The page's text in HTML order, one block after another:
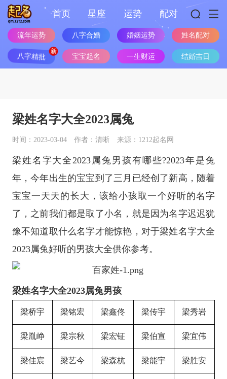
首页 星座 运势 配对
流年运势 八字合婚 婚姻运势 姓名配对
八字精批 宝宝起名 一生财运 结婚吉日
梁姓名字大全2023属兔
时间：2023-03-04 作者：清晰 来源：1212起名网
梁姓名字大全2023属兔男孩有哪些?2023年是兔
年，今年出生的宝宝到了三月已经创了新高，随着
宝宝一天天的长大，该给小孩取一个好听的名字
了，之前我们都是取了小名，就是因为名字迟迟犹
豫不知道取什么名字才能惊艳，对于梁姓名字大全
2023属兔好听的男孩大全供你参考。
梁姓名字大全2023属兔男孩
梁桥宇 梁铭宏 梁鑫佟 梁传宇 梁秀岩
梁胤峥 梁宗秋 梁宏钲 梁伯宣 梁宜伟
梁佳宸 梁艺今 梁森杭 梁能宇 梁胜安